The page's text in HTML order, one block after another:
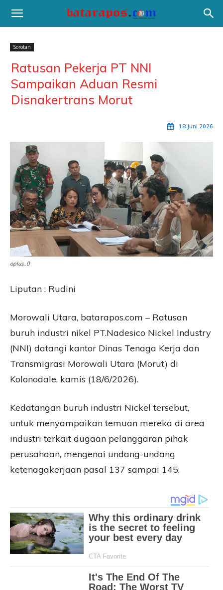
Sorotan
Ratusan Pekerja PT NNI
Sampaikan Aduan Resmi
Disnakertrans Morut
18 Juni 2026
oplus_0
Liputan : Rudini
Morowali Utara, batarapos.com – Ratusan
buruh industri nikel PT.Nadesico Nickel Industry
(NNI) datangi kantor Dinas Tenaga Kerja dan
Transmigrasi Morowali Utara (Morut) di
Kolonodale, kamis (18/6/2026).
Kedatangan buruh industri Nickel tersebut,
untuk menyampaikan temuan mereka di area
industri terkait dugaan pelanggaran pihak
perusahaan, mengenai undang-undang
ketenagakerjaan pasal 137 sampai 145.